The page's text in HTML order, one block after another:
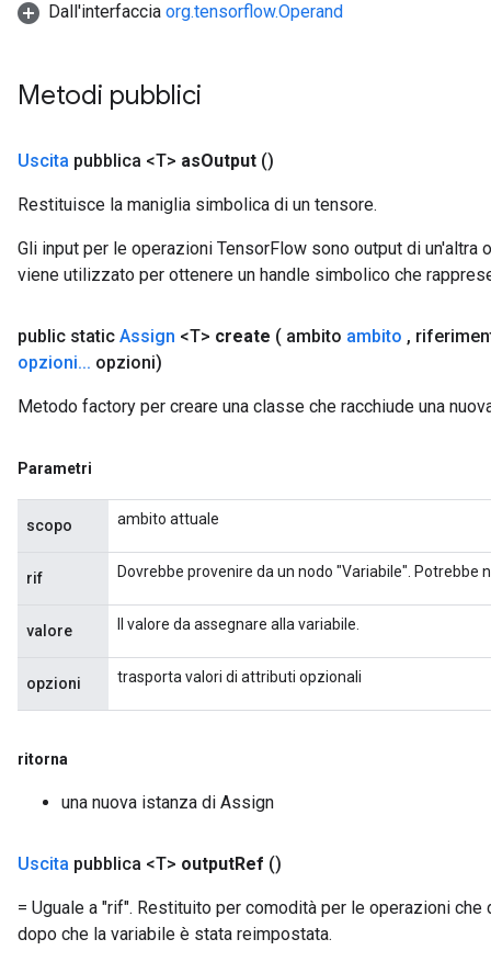
Dall'interfaccia org.tensorflow.Operand
Metodi pubblici
Uscita pubblica <T> asOutput ()
Restituisce la maniglia simbolica di un tensore.
Gli input per le operazioni TensorFlow sono output di un'altra
viene utilizzato per ottenere un handle simbolico che
public static Assign <T> create ( ambito ambito ,
opzioni... opzioni)
Metodo factory per creare una classe che racchiude una
Parametri
scopo ambito attuale
rif Dovrebbe provenire da un nodo "Variabile". Potrebbe
valore Il valore da assegnare alla variabile.
opzioni trasporta valori di attributi opzionali
ritorna
una nuova istanza di Assign
Uscita pubblica <T> outputRef ()
= Uguale a "rif". Restituito per comodità per le operazioni
dopo che la variabile è stata reimpostata.